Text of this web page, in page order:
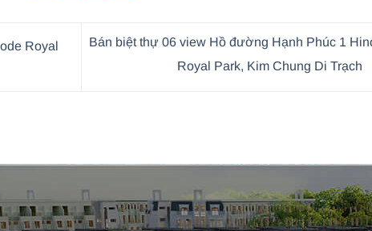
Royal
Bán biệt thự 06 view Hồ đường Hạnh Phúc 1
Royal Park, Kim Chung Di Trạch